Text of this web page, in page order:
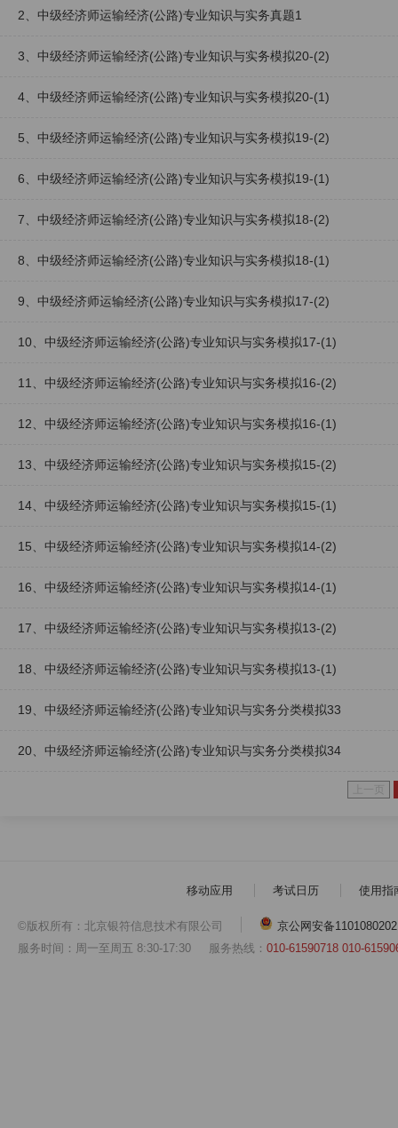
2、中级经济师运输经济(公路)专业知识与实务真题1
3、中级经济师运输经济(公路)专业知识与实务模拟20-(2)
4、中级经济师运输经济(公路)专业知识与实务模拟20-(1)
5、中级经济师运输经济(公路)专业知识与实务模拟19-(2)
6、中级经济师运输经济(公路)专业知识与实务模拟19-(1)
7、中级经济师运输经济(公路)专业知识与实务模拟18-(2)
8、中级经济师运输经济(公路)专业知识与实务模拟18-(1)
9、中级经济师运输经济(公路)专业知识与实务模拟17-(2)
10、中级经济师运输经济(公路)专业知识与实务模拟17-(1)
11、中级经济师运输经济(公路)专业知识与实务模拟16-(2)
12、中级经济师运输经济(公路)专业知识与实务模拟16-(1)
13、中级经济师运输经济(公路)专业知识与实务模拟15-(2)
14、中级经济师运输经济(公路)专业知识与实务模拟15-(1)
15、中级经济师运输经济(公路)专业知识与实务模拟14-(2)
16、中级经济师运输经济(公路)专业知识与实务模拟14-(1)
17、中级经济师运输经济(公路)专业知识与实务模拟13-(2)
18、中级经济师运输经济(公路)专业知识与实务模拟13-(1)
19、中级经济师运输经济(公路)专业知识与实务分类模拟33
20、中级经济师运输经济(公路)专业知识与实务分类模拟34
移动应用 考试日历 使用指
©版权所有：北京银符信息技术有限公司
京公网安备
服务时间：周一至周五 8:30-17:30 服务热线： 010-61590718 010-